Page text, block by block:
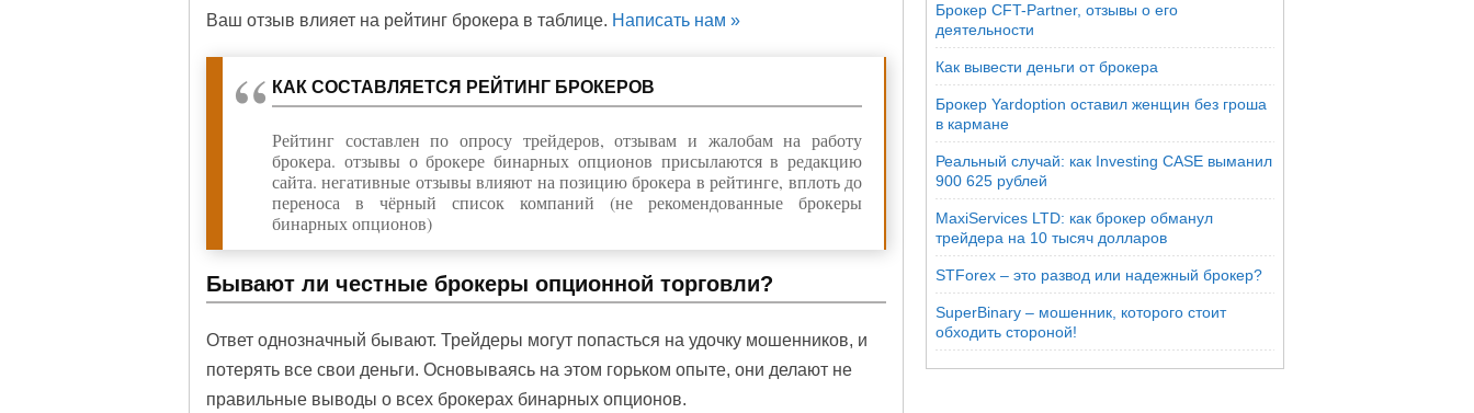
Ваш отзыв влияет на рейтинг брокера в таблице. Написать нам »
КАК СОСТАВЛЯЕТСЯ РЕЙТИНГ БРОКЕРОВ
Рейтинг составлен по опросу трейдеров, отзывам и жалобам на работу
брокера. отзывы о брокере бинарных опционов присылаются в редакцию
сайта. негативные отзывы влияют на позицию брокера в рейтинге, вплоть до
переноса в чёрный список компаний (не рекомендованные брокеры
бинарных опционов)
Бывают ли честные брокеры опционной торговли?
Ответ однозначный бывают. Трейдеры могут попасться на удочку мошенников, и
потерять все свои деньги. Основываясь на этом горьком опыте, они делают не
правильные выводы о всех брокерах бинарных опционов.
Брокер CFT-Partner, отзывы о его
деятельности
Как вывести деньги от брокера
Брокер Yardoption оставил женщин без гроша
в кармане
Реальный случай: как Investing CASE выманил
900 625 рублей
MaxiServices LTD: как брокер обманул
трейдера на 10 тысяч долларов
STForex – это развод или надежный брокер?
SuperBinary – мошенник, которого стоит
обходить стороной!